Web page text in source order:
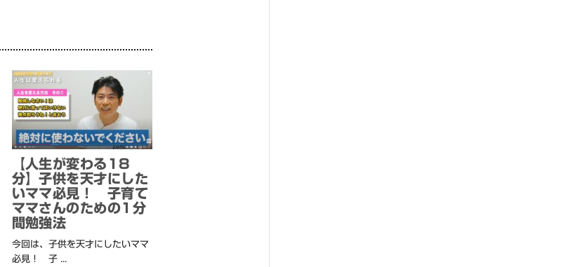
【人生が変わる18
分】子供を天才にした
いママ必見！ 子育て
ママさんのための1分
間勉強法
今回は、子供を天才にしたいママ
必見！ 子 ...